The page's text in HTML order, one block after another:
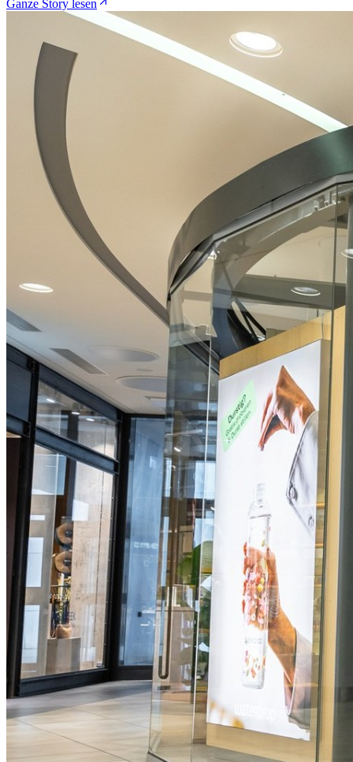
Ganze Story lesen